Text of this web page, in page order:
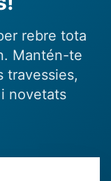
rebre tota
Mantén-te
travessies,
novetats